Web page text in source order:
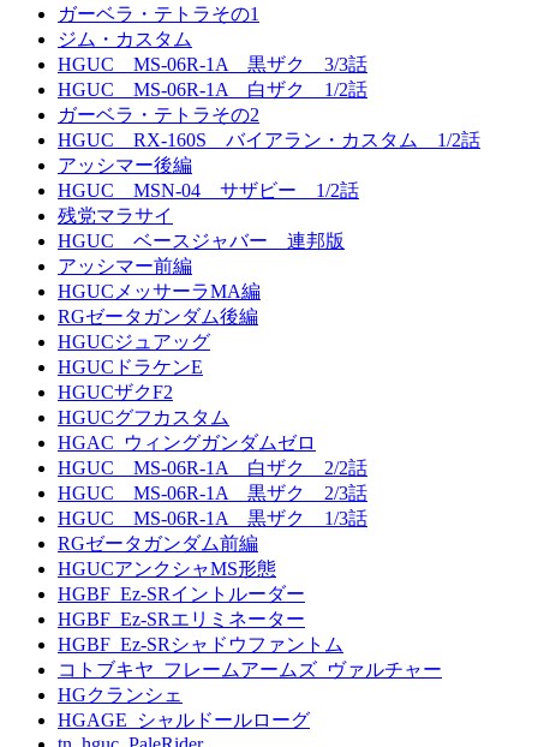
ガーベラ・テトラその1
ジム・カスタム
HGUC MS-06R-1A 黒ザク 3/3話
HGUC MS-06R-1A 白ザク 1/2話
ガーベラ・テトラその2
HGUC RX-160S バイアラン・カスタム 1/2話
アッシマー後編
HGUC MSN-04 サザビー 1/2話
残党マラサイ
HGUC ベースジャバー 連邦版
アッシマー前編
HGUCメッサーラMA編
RGゼータガンダム後編
HGUCジュアッグ
HGUCドラケンE
HGUCザクF2
HGUCグフカスタム
HGAC_ウィングガンダムゼロ
HGUC MS-06R-1A 白ザク 2/2話
HGUC MS-06R-1A 黒ザク 2/3話
HGUC MS-06R-1A 黒ザク 1/3話
RGゼータガンダム前編
HGUCアンクシャMS形態
HGBF_Ez-SRイントルーダー
HGBF_Ez-SRエリミネーター
HGBF_Ez-SRシャドウファントム
コトブキヤ_フレームアームズ_ヴァルチャー
HGクランシェ
HGAGE_シャルドールローグ